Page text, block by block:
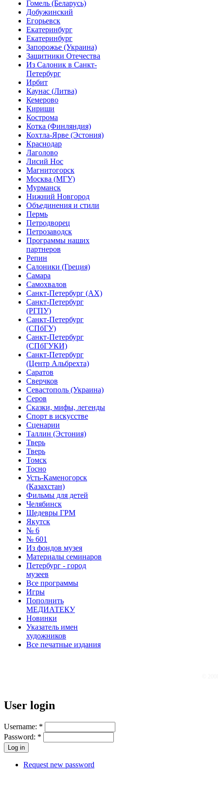
Гомель (Беларусь)
Добужинский
Егорьевск
Екатеринбург
Екатеринбург
Запорожье (Украина)
Защитники Отечества
Из Салоник в Санкт-
Петербург
Ирбит
Каунас (Литва)
Кемерово
Кириши
Кострома
Котка (Финляндия)
Кохтла-Ярве (Эстония)
Краснодар
Лаголово
Лисий Нос
Магнитогорск
Москва (МГУ)
Мурманск
Нижний Новгород
Объединения и стили
Пермь
Петродворец
Петрозаводск
Программы наших
партнеров
Репин
Салоники (Греция)
Самара
Самохвалов
Санкт-Петербург (АХ)
Санкт-Петербург
(РГПУ)
Санкт-Петербург
(СПбГУ)
Санкт-Петербург
(СПбГУКИ)
Санкт-Петербург
(Центр Альбрехта)
Саратов
Сверчков
Севастополь (Украина)
Серов
Сказки, мифы, легенды
Спорт в искусстве
Сценарии
Таллин (Эстония)
Тверь
Тверь
Томск
Тосно
Усть-Каменогорск
(Казахстан)
Фильмы для детей
Челябинск
Шедевры ГРМ
Якутск
№ 6
№ 601
Из фондов музея
Материалы семинаров
Петербург - город
музеев
Все программы
Игры
Пополнить
МЕДИАТЕКУ
Новинки
Указатель имен
художников
Все печатные издания
User login
Username: *
Password: *
Request new password